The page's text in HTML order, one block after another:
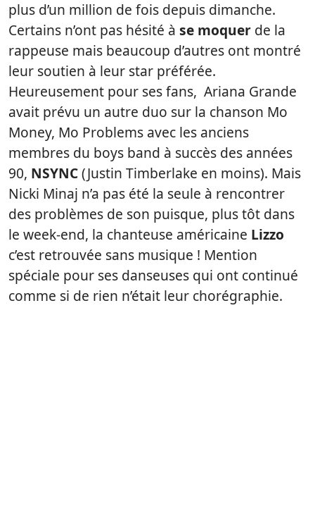
plus d’un million de fois depuis dimanche.
Certains n’ont pas hésité à se moquer de la
rappeuse mais beaucoup d’autres ont montré
leur soutien à leur star préférée.
Heureusement pour ses fans, Ariana Grande
avait prévu un autre duo sur la chanson Mo
Money, Mo Problems avec les anciens
membres du boys band à succès des années
90, NSYNC(Justin Timberlake en moins). Mais
Nicki Minaj n’a pas été la seule à rencontrer
des problèmes de son puisque, plus tôt dans
le week-end, la chanteuse américaine Lizzo
c’est retrouvée sans musique ! Mention
spéciale pour ses danseuses qui ont continué
comme si de rien n’était leur chorégraphie.